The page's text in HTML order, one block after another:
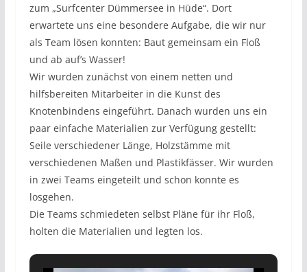
zum „Surfcenter Dümmersee in Hüde“. Dort
erwartete uns eine besondere Aufgabe, die wir nur
als Team lösen konnten: Baut gemeinsam ein Floß
und ab auf’s Wasser!
Wir wurden zunächst von einem netten und
hilfsbereiten Mitarbeiter in die Kunst des
Knotenbindens eingeführt. Danach wurden uns ein
paar einfache Materialien zur Verfügung gestellt:
Seile verschiedener Länge, Holzstämme mit
verschiedenen Maßen und Plastikfässer. Wir wurden
in zwei Teams eingeteilt und schon konnte es
losgehen.
Die Teams schmiedeten selbst Pläne für ihr Floß,
holten die Materialien und legten los.